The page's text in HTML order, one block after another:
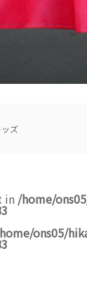
ズ
in /home/
ons05/